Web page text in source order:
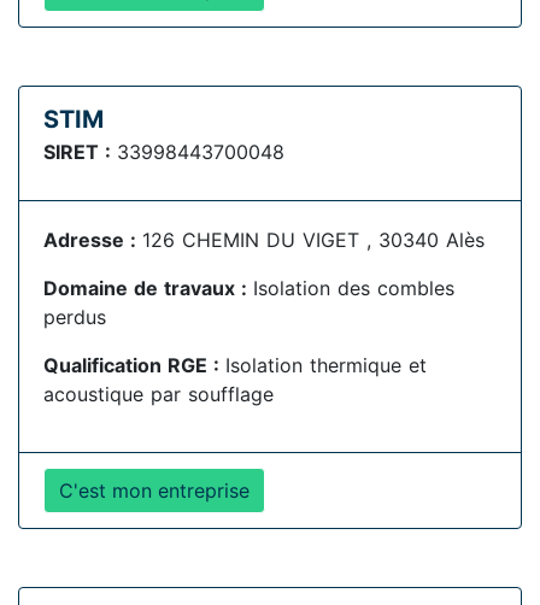
STIM
SIRET : 33998443700048
Adresse : 126 CHEMIN DU VIGET , 30340 Alès
Domaine de travaux : Isolation des combles
perdus
Qualification RGE : Isolation thermique et
acoustique par soufflage
C'est mon entreprise